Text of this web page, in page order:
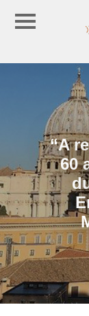
“A
60